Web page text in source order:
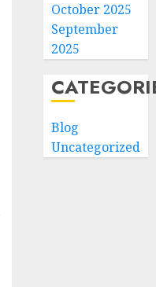
October 2025
September
2025
Blog
Uncategorized